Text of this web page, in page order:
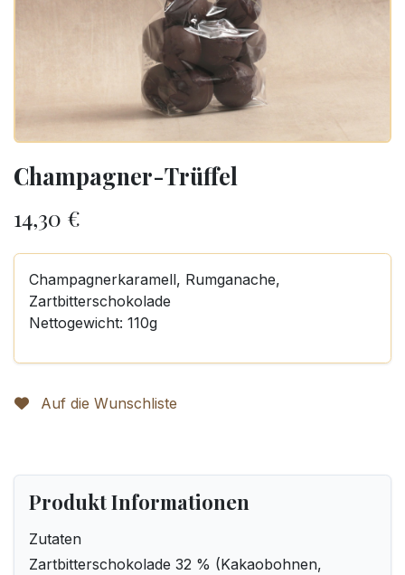
Champagner-Trüffel
14,30 €
Champagnerkaramell, Rumganache,
Zartbitterschokolade
Nettogewicht: 110g
Auf die Wunschliste
Produkt Informationen
Zutaten
Zartbitterschokolade 32 % (Kakaobohnen,